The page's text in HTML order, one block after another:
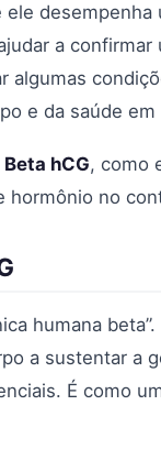
ele desempenha
a confirmar
e da saúde em
Beta hCG, como
no
humana
a sustentar a
É como